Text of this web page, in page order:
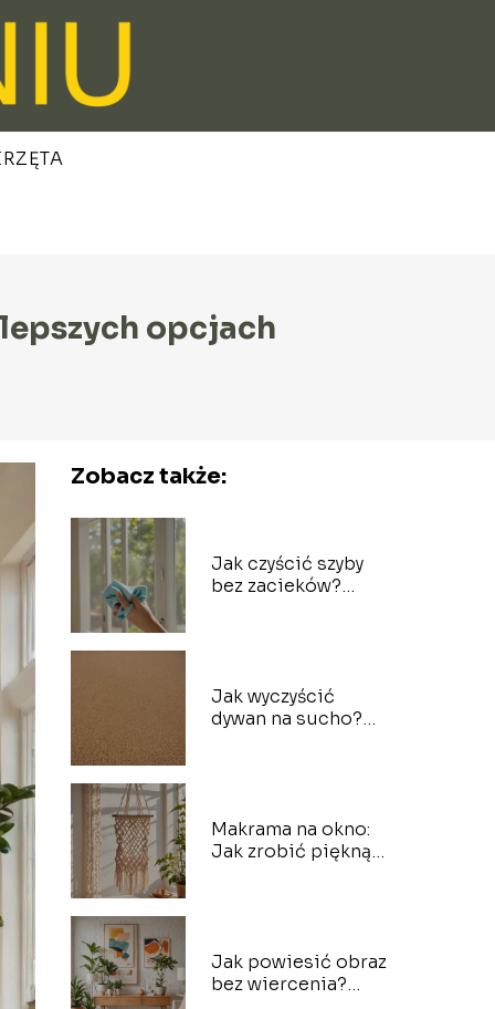
opcjach
Zobacz także:
Jak czyścić szyby
bez zacieków?
Jak wyczyścić
dywan na sucho?
Makrama na okno:
Jak zrobić piękną
Jak powiesić obraz
bez wiercenia?